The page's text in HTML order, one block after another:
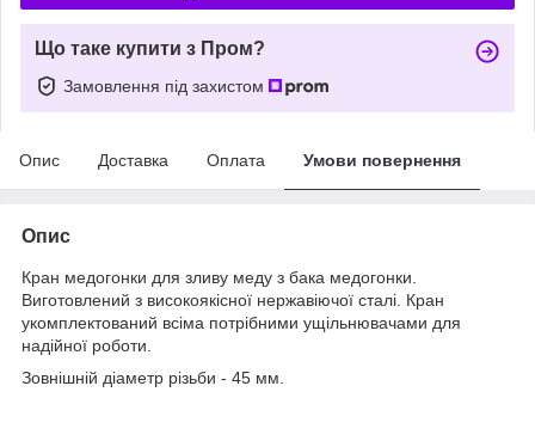
Що таке купити з Пром?
Замовлення під захистом
Опис Доставка Оплата Умови повернення
Опис
Кран медогонки для зливу меду з бака медогонки.
Виготовлений з високоякісної нержавіючої сталі. Кран
укомплектований всіма потрібними ущільнювачами для
надійної роботи.
Зовнішній діаметр різьби - 45 мм.